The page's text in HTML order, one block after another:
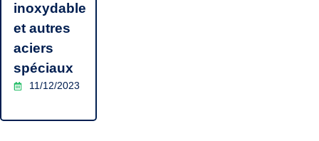
inoxydable
et autres
aciers
spéciaux
11/12/2023